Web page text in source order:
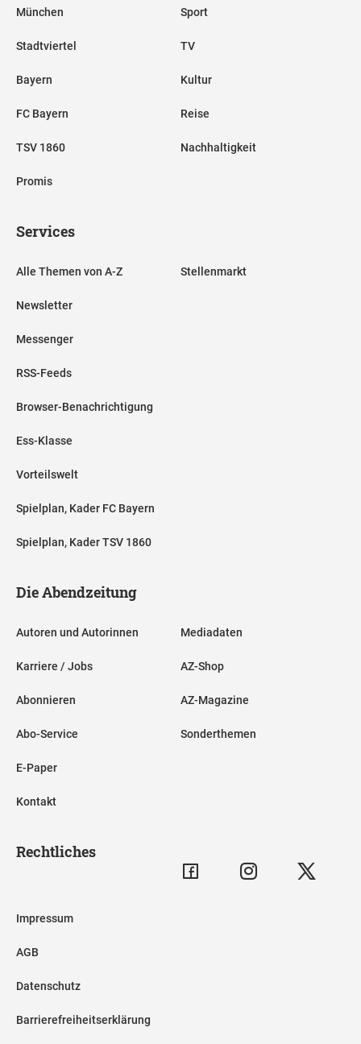
München
Stadtviertel
Bayern
FC Bayern
TSV 1860
Promis
Sport
TV
Kultur
Reise
Nachhaltigkeit
Services
Alle Themen von A-Z
Newsletter
Messenger
RSS-Feeds
Browser-Benachrichtigung
Ess-Klasse
Vorteilswelt
Spielplan, Kader FC Bayern
Spielplan, Kader TSV 1860
Stellenmarkt
Die Abendzeitung
Autoren und Autorinnen
Karriere / Jobs
Abonnieren
Abo-Service
E-Paper
Kontakt
Mediadaten
AZ-Shop
AZ-Magazine
Sonderthemen
Rechtliches
Impressum
AGB
Datenschutz
Barrierefreiheitserklärung